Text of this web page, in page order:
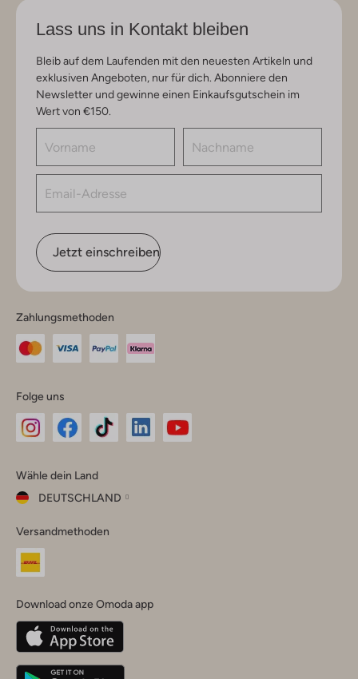
Lass uns in Kontakt bleiben
Bleib auf dem Laufenden mit den neuesten Artikeln und
exklusiven Angeboten, nur für dich. Abonniere den
Newsletter und gewinne einen Einkaufsgutschein im
Wert von €150.
Jetzt einschreiben
Zahlungsmethoden
Folge uns
Instagram
Facebook
TikTok
Wähle dein Land
DEUTSCHLAND
dein
Land
Belgique(Français)
Deutschland
Versandmethoden
Download onze Omoda app